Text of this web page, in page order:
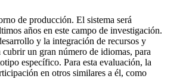
de producción. El sistema será
años en este campo de investigación.
y la integración de recursos y
un gran número de idiomas, para
específico. Para esta evaluación, la
en otros similares a él, como